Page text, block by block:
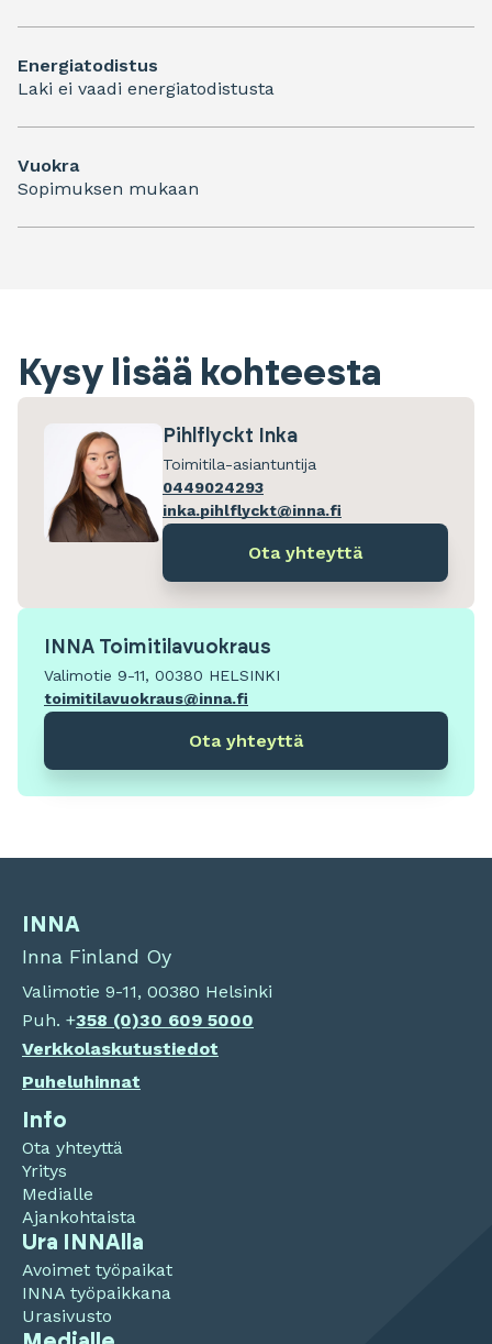
Energiatodistus
Laki ei vaadi energiatodistusta
Vuokra
Sopimuksen mukaan
Kysy lisää kohteesta
Pihlflyckt Inka
Toimitila-asiantuntija
0449024293
inka.pihlflyckt@inna.fi
Ota yhteyttä
INNA Toimitilavuokraus
Valimotie 9-11, 00380 HELSINKI
toimitilavuokraus@inna.fi
Ota yhteyttä
INNA
Inna Finland Oy
Valimotie 9-11, 00380 Helsinki
Puh. +358 (0)30 609 5000
Verkkolaskutustiedot
Puheluhinnat
Info
Ota yhteyttä
Yritys
Medialle
Ajankohtaista
Ura INNAlla
Avoimet työpaikat
INNA työpaikkana
Urasivusto